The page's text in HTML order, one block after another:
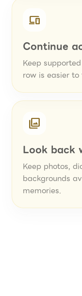
devices
Continue
Keep
row is easier to
photo_library
Look back
Keep photos,
backgrounds
memories.